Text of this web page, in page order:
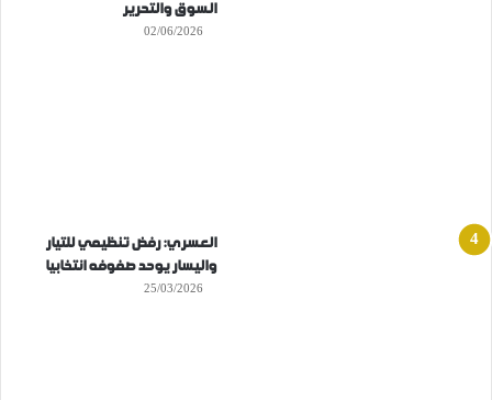
السوق والتحرير
02/06/2026
العسري: رفض تنظيمي للتيار
واليسار يوحد صفوفه انتخابيا
25/03/2026